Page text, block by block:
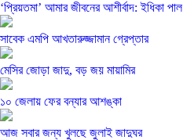
‘প্রিয়তমা’ আমার জীবনের আশীর্বাদ: ইধিকা পাল
সাবেক এমপি আখতারুজ্জামান গ্রেপ্তার
মেসির জোড়া জাদু, বড় জয় মায়ামির
১০ জেলায় ফের বন্যার আশঙ্কা
আজ সবার জন্য খুলছে জুলাই জাদুঘর